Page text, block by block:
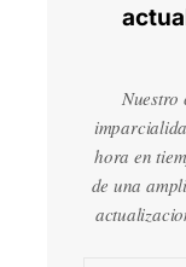
Nuestro
hora en
de una